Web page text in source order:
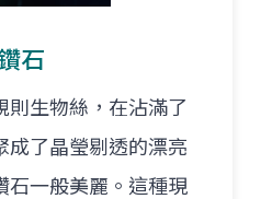
石
則生物絲，在沾滿了
成了晶瑩剔透的漂亮
石一般美麗。這種現